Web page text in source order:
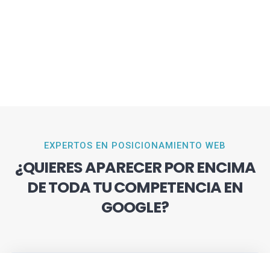
EXPERTOS EN POSICIONAMIENTO WEB
¿QUIERES APARECER POR ENCIMA
DE TODA TU COMPETENCIA EN
GOOGLE?